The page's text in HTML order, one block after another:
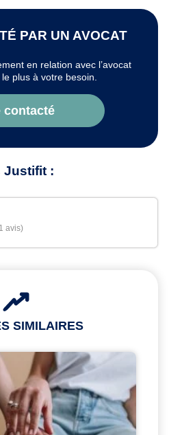
PAR UN AVOCAT
en relation avec l’avocat
plus à votre besoin.
contacté
Justifit :
avis)
SIMILAIRES